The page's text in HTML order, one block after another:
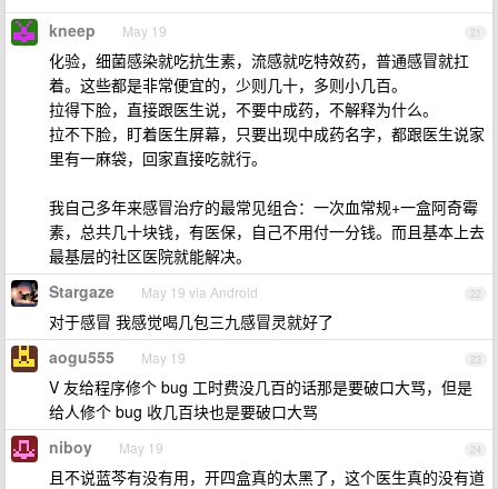
21
kneep May 19
化验，细菌感染就吃抗生素，流感就吃特效药，普通感冒就扛
着。这些都是非常便宜的，少则几十，多则小几百。
拉得下脸，直接跟医生说，不要中成药，不解释为什么。
拉不下脸，盯着医生屏幕，只要出现中成药名字，都跟医生说家
里有一麻袋，回家直接吃就行。
我自己多年来感冒治疗的最常见组合：一次血常规+一盒阿奇霉
素，总共几十块钱，有医保，自己不用付一分钱。而且基本上去
最基层的社区医院就能解决。
22
Stargaze May 19 via Android
对于感冒 我感觉喝几包三九感冒灵就好了
23
aogu555 May 19
V 友给程序修个 bug 工时费没几百的话那是要破口大骂，但是
给人修个 bug 收几百块也是要破口大骂
24
niboy May 19
且不说蓝芩有没有用，开四盒真的太黑了，这个医生真的没有道